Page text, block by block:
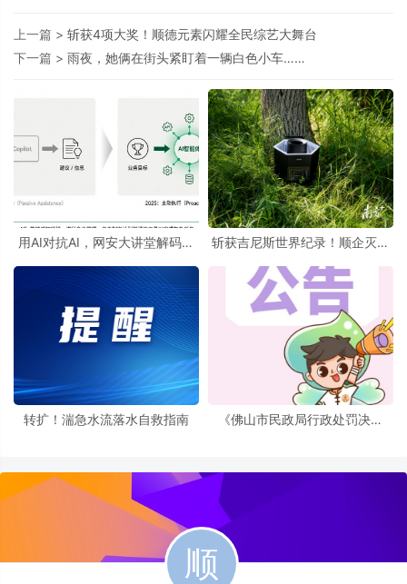
上一篇 > 斩获4项大奖！顺德元素闪耀全民综艺大舞台
下一篇 > 雨夜，她俩在街头紧盯着一辆白色小车……
用AI对抗AI，网安大讲堂解码智
斩获吉尼斯世界纪录！顺企灭蚊
转扩！湍急水流落水自救指南
《佛山市民政局行政处罚决定